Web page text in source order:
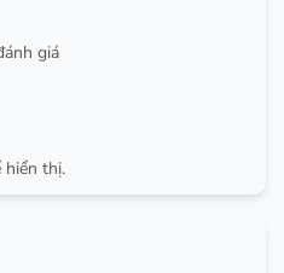
giá
hiển thị.